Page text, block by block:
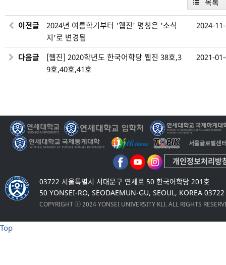
이전글
2024년 여름학기부터 '웹진' 명칭은 '소식
지'로 변경됨
2024-
다음글
[웹진] 2020학년도 한국어학당 웹진 38호,3
9호,40호,41호
2021-
03722 서울특별시 서대문구 연세로 50 한국어학당 201호
50 YONSEI-RO, SEODAEMUN-GU, SEOUL, KOREA 03722
COPYRIGHT ⓒ 2024 YONSEI UNIVERSITY KLI. ALL RIGHTS
개인정보처리방
Top